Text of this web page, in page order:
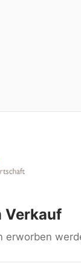
Verkauf
erworben